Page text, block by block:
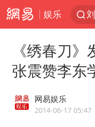
娱乐
《绣春刀
张震赞李东
网易娱乐
2014-06-17 05:47